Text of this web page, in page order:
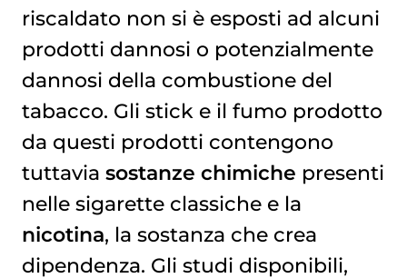
riscaldato non si è esposti ad alcuni
prodotti dannosi o potenzialmente
dannosi della combustione del
tabacco. Gli stick e il fumo prodotto
da questi prodotti contengono
tuttavia sostanze chimiche presenti
nelle sigarette classiche e la
nicotina, la sostanza che crea
dipendenza. Gli studi disponibili,